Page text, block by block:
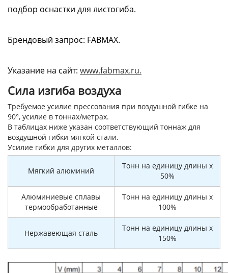
подбор оснастки для листогиба.
Брендовый запрос: FABMAX.
Указание на сайт: www.fabmax.ru.
Сила изгиба воздуха
Требуемое усилие прессования при воздушной гибке на
90°, усилие в тоннах/метрах.
В таблицах ниже указан соответствующий тоннаж для
воздушной гибки мягкой стали.
Усилие гибки для других металлов:
Мягкий алюминий
Тонн на единицу длины x
50%
Алюминиевые сплавы
термообработанные
Тонн на единицу длины x
100%
Нержавеющая сталь
Тонн на единицу длины x
150%